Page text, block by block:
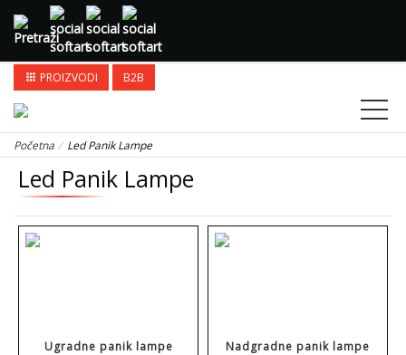
apps PROIZVODI B2B
Početna Led Panik Lampe
Led Panik Lampe
Ugradne panik lampe Nadgradne panik lampe